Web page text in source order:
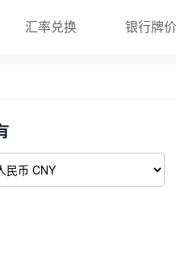
汇率兑换 银行牌价